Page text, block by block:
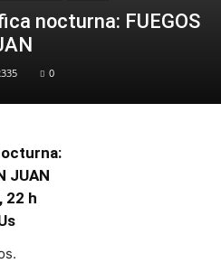
nocturna: FUEGOS
0
JUAN
22 h